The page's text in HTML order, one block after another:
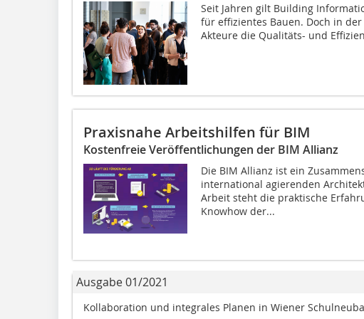
Seit Jahren gilt Building
für effizientes Bauen. Doch in
Akteure die Qualitäts- und
Praxisnahe Arbeitshilfen für BIM
Kostenfreie Veröffentlichungen der BIM Allianz
Die BIM Allianz ist ein
international agierenden
Arbeit steht die praktische
Knowhow der...
Ausgabe 01/2021
Kollaboration und integrales Planen in Wiener